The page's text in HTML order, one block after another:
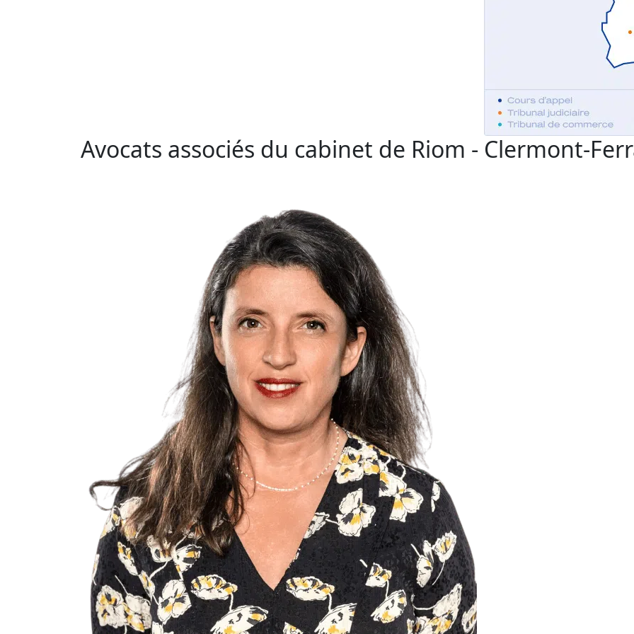
Avocats associés du cabinet de Riom - Clermont-